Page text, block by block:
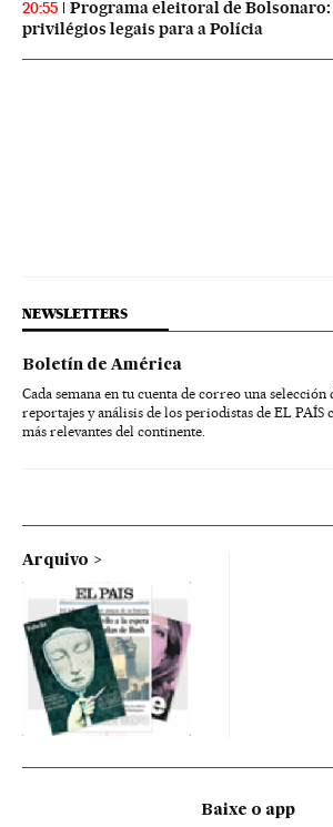
20:55
Programa eleitoral de
privilégios legais para a Polícia
NEWSLETTERS
Boletín de América
Cada semana en tu cuenta de correo una selección
reportajes y análisis de los periodistas de EL PAÍS
más relevantes del continente.
Arquivo
Baixe o app